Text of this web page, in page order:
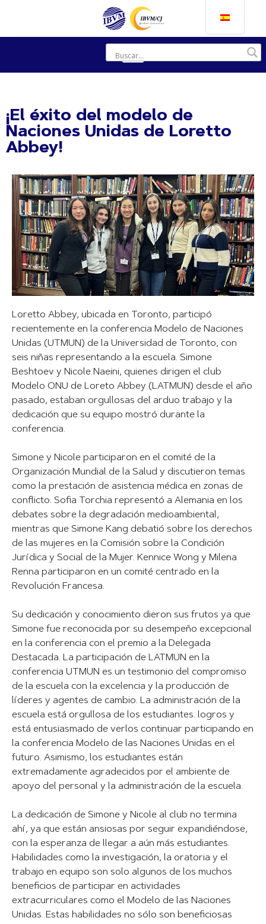
¡El éxito del modelo de
Naciones Unidas de Loretto
Abbey!
Loretto Abbey, ubicada en Toronto, participó
recientemente en la conferencia Modelo de Naciones
Unidas (UTMUN) de la Universidad de Toronto, con
seis niñas representando a la escuela. Simone
Beshtoev y Nicole Naeini, quienes dirigen el club
Modelo ONU de Loreto Abbey (LATMUN) desde el año
pasado, estaban orgullosas del arduo trabajo y la
dedicación que su equipo mostró durante la
conferencia.
Simone y Nicole participaron en el comité de la
Organización Mundial de la Salud y discutieron temas
como la prestación de asistencia médica en zonas de
conflicto. Sofia Torchia representó a Alemania en los
debates sobre la degradación medioambiental,
mientras que Simone Kang debatió sobre los derechos
de las mujeres en la Comisión sobre la Condición
Jurídica y Social de la Mujer. Kennice Wong y Milena
Renna participaron en un comité centrado en la
Revolución Francesa.
Su dedicación y conocimiento dieron sus frutos ya que
Simone fue reconocida por su desempeño excepcional
en la conferencia con el premio a la Delegada
Destacada. La participación de LATMUN en la
conferencia UTMUN es un testimonio del compromiso
de la escuela con la excelencia y la producción de
líderes y agentes de cambio. La administración de la
escuela está orgullosa de los estudiantes. logros y
está entusiasmado de verlos continuar participando en
la conferencia Modelo de las Naciones Unidas en el
futuro. Asimismo, los estudiantes están
extremadamente agradecidos por el ambiente de
apoyo del personal y la administración de la escuela.
La dedicación de Simone y Nicole al club no termina
ahí, ya que están ansiosas por seguir expandiéndose,
con la esperanza de llegar a aún más estudiantes.
Habilidades como la investigación, la oratoria y el
trabajo en equipo son solo algunos de los muchos
beneficios de participar en actividades
extracurriculares como el Modelo de las Naciones
Unidas. Estas habilidades no sólo son beneficiosas